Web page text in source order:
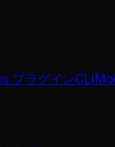
プラグインCLI